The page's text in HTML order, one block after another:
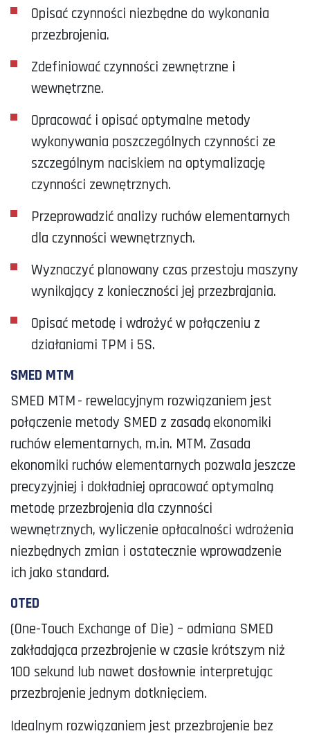
Opisać czynności niezbędne do wykonania
przezbrojenia.
Zdefiniować czynności zewnętrzne i
wewnętrzne.
Opracować i opisać optymalne metody
wykonywania poszczególnych czynności ze
szczególnym naciskiem na optymalizację
czynności zewnętrznych.
Przeprowadzić analizy ruchów elementarnych
dla czynności wewnętrznych.
Wyznaczyć planowany czas przestoju maszyny
wynikający z konieczności jej przezbrajania.
Opisać metodę i wdrożyć w połączeniu z
działaniami TPM i 5S.
SMED MTM
SMED MTM - rewelacyjnym rozwiązaniem jest
połączenie metody SMED z zasadą ekonomiki
ruchów elementarnych, m.in. MTM. Zasada
ekonomiki ruchów elementarnych pozwala jeszcze
precyzyjniej i dokładniej opracować optymalną
metodę przezbrojenia dla czynności
wewnętrznych, wyliczenie opłacalności wdrożenia
niezbędnych zmian i ostatecznie wprowadzenie
ich jako standard.
OTED
(One-Touch Exchange of Die) – odmiana SMED
zakładająca przezbrojenie w czasie krótszym niż
100 sekund lub nawet dosłownie interpretując
przezbrojenie jednym dotknięciem.
Idealnym rozwiązaniem jest przezbrojenie bez